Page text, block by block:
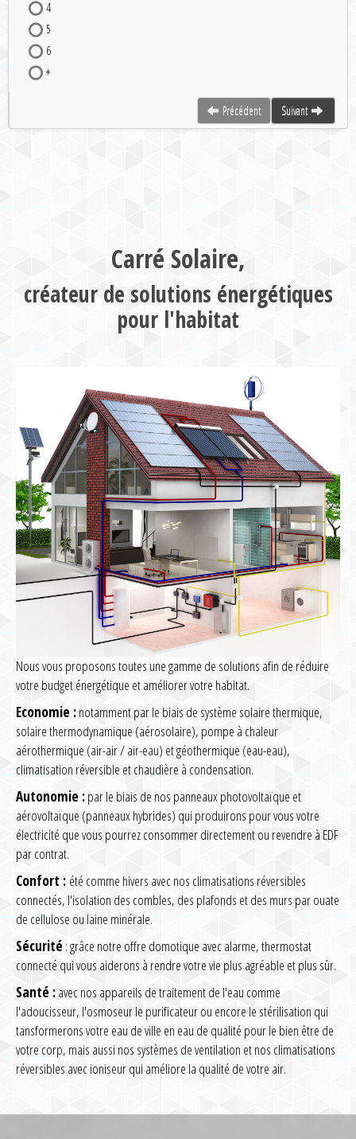
4
5
6
+
Précédent Suivant
Carré Solaire,
créateur de solutions énergétiques
pour l'habitat
Nous vous proposons toutes une gamme de solutions afin de réduire
votre budget énergétique et améliorer votre habitat.
Economie :notamment par le biais de système solaire thermique,
solaire thermodynamique (aérosolaire), pompe à chaleur
aérothermique (air-air / air-eau) et géothermique (eau-eau),
climatisation réversible et chaudière à condensation.
Autonomie :par le biais de nos panneaux photovoltaïque et
aérovoltaïque (panneaux hybrides) qui produirons pour vous votre
électricité que vous pourrez consommer directement ou revendre à EDF
par contrat.
Confort : été comme hivers avec nos climatisations réversibles
connectés, l'isolation des combles, des plafonds et des murs par ouate
de cellulose ou laine minérale.
Sécurité : grâce notre offre domotique avec alarme, thermostat
connecté qui vous aiderons à rendre votre vie plus agréable et plus sûr.
Santé :avec nos appareils de traitement de l'eau comme
l'adoucisseur, l'osmoseur le purificateur ou encore le stérilisation qui
tansformerons votre eau de ville en eau de qualité pour le bien être de
votre corp, mais aussi nos systèmes de ventilation et nos climatisations
réversibles avec ioniseur qui améliore la qualité de votre air.